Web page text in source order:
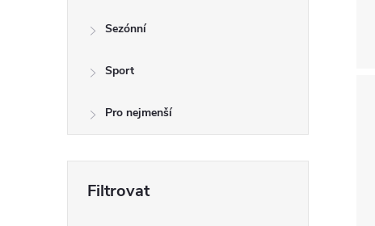
Sezónní
Sport
Pro nejmenší